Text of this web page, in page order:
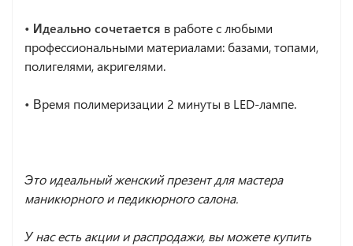
• Идеально сочетается в работе с любыми
профессиональными материалами: базами, топами,
полигелями, акригелями.
• Время полимеризации 2 минуты в LED-лампе.
Это идеальный женский презент для мастера
маникюрного и педикюрного салона.
У нас есть акции и распродажи, вы можете купить